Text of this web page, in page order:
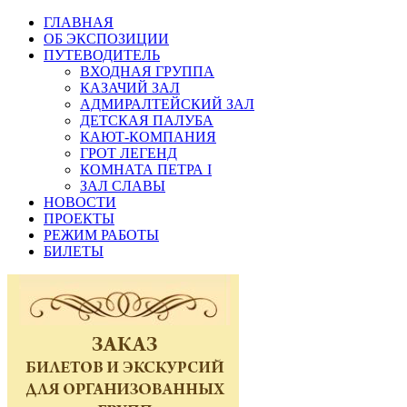
ГЛАВНАЯ
ОБ ЭКСПОЗИЦИИ
ПУТЕВОДИТЕЛЬ
ВХОДНАЯ ГРУППА
КАЗАЧИЙ ЗАЛ
АДМИРАЛТЕЙСКИЙ ЗАЛ
ДЕТСКАЯ ПАЛУБА
КАЮТ-КОМПАНИЯ
ГРОТ ЛЕГЕНД
КОМНАТА ПЕТРА I
ЗАЛ СЛАВЫ
НОВОСТИ
ПРОЕКТЫ
РЕЖИМ РАБОТЫ
БИЛЕТЫ